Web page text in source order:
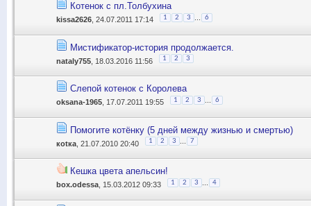
Котенок с пл.Толбухина
kissa2626 , 24.07.2011 17:14 1 2 3 6
Мистификатор-история продолжается.
nataly755 , 18.03.2016 11:56 1 2 3
Слепой котенок с Королева
oksana-1965 , 17.07.2011 19:55 1 2 3 6
Помогите котёнку (5 дней между жизнью и смертью)
коtка , 21.07.2010 20:40 1 2 3 7
Кешка цвета апельсин!
box.odessa , 15.03.2012 09:33 1 2 3 4